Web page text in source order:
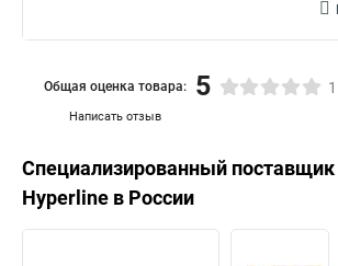
Написать отзыв
Общая оценка товара: 5 1
Специализированный
Hyperline в России